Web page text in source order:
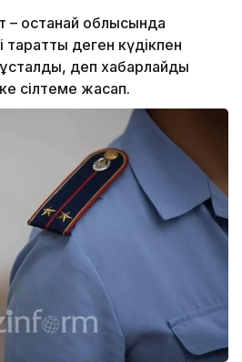
– Қостанай облысында
таратты деген күдікпен
деп хабарлайды
сілтеме жасап.